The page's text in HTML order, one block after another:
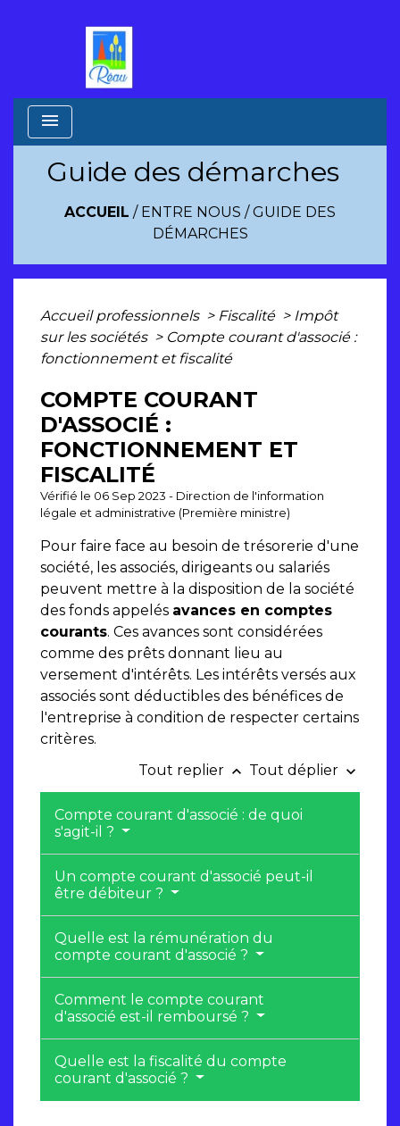
menu
Guide des démarches
ACCUEIL / ENTRE NOUS /GUIDE DES
DÉMARCHES
Accueil professionnels > Fiscalité > Impôt
sur les sociétés > Compte courant d'associé :
fonctionnement et fiscalité
COMPTE COURANT
D'ASSOCIÉ :
FONCTIONNEMENT ET
FISCALITÉ
Vérifié le 06 Sep 2023 - Direction de l'information
légale et administrative (Première ministre)
Pour faire face au besoin de trésorerie d'une
société, les associés, dirigeants ou salariés
peuvent mettre à la disposition de la société
des fonds appelés avances en comptes
courants. Ces avances sont considérées
comme des prêts donnant lieu au
versement d'intérêts. Les intérêts versés aux
associés sont déductibles des bénéfices de
l'entreprise à condition de respecter certains
critères.
Tout replier keyboard_arrow_up Tout déplier keyboard_arrow_down
Compte courant d'associé : de quoi
s'agit-il ?
Un compte courant d'associé peut-il
être débiteur ?
Quelle est la rémunération du
compte courant d'associé ?
Comment le compte courant
d'associé est-il remboursé ?
Quelle est la fiscalité du compte
courant d'associé ?